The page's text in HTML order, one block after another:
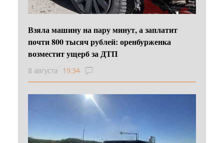
Взяла машину на пару минут, а заплатит
почти 800 тысяч рублей: оренбурженка
возместит ущерб за ДТП
8 августа 19:34